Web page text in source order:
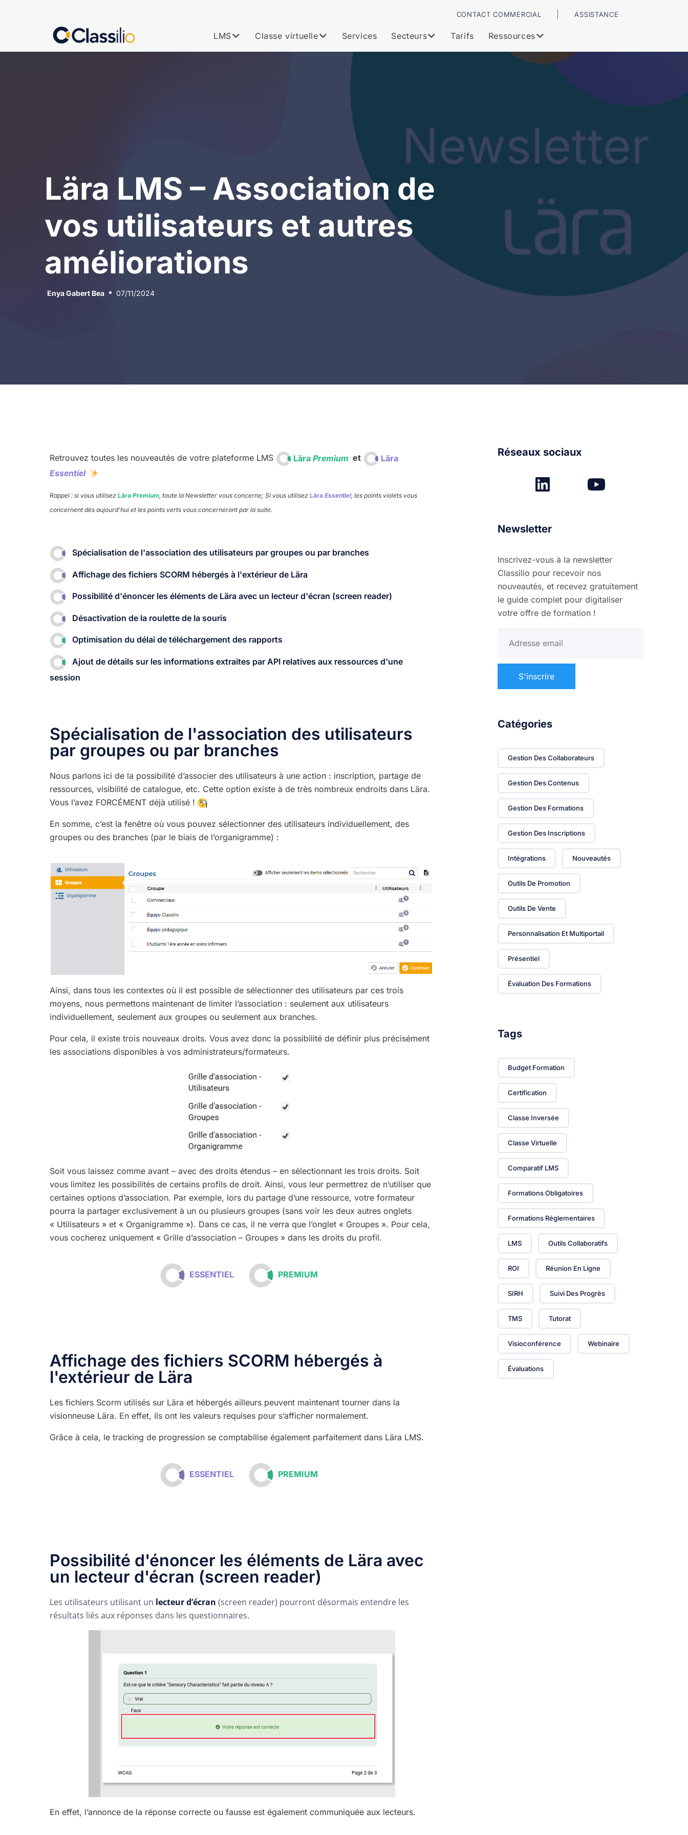
CONTACT COMMERCIAL ASSISTANCE
LMS Classe virtuelle Services Secteurs Tarifs Ressources
Lära LMS – Association de
vos utilisateurs et autres
améliorations
Enya Gabert Bea 07/11/2024
Retrouvez toutes les nouveautés de votre plateforme LMS Lära Premium et
Lära
Essentiel
Rappel : si vous utilisez Lära Premium, toute la Newsletter vous concerne; Si vous utilisez Lära Essentiel, les points violets vous
concernent dès aujourd’hui et les points verts vous concerneront par la suite.
Spécialisation de l'association des utilisateurs par groupes ou par branches
Affichage des fichiers SCORM hébergés à l'extérieur de Lära​
Possibilité d'énoncer les éléments de Lära avec un lecteur d'écran (screen reader)
Désactivation de la roulette de la souris ​
Optimisation du délai de téléchargement des rapports​
Ajout de détails sur les informations extraites par API relatives aux ressources d'une
session
Spécialisation de l'association des utilisateurs
par groupes ou par branches
Nous parlons ici de la possibilité d’associer des utilisateurs à une action : inscription, partage de
ressources, visibilité de catalogue, etc. Cette option existe à de très nombreux endroits dans Lära.
Vous l’avez FORCÉMENT déjà utilisé !
En somme, c’est la fenêtre où vous pouvez sélectionner des utilisateurs individuellement, des
groupes ou des branches (par le biais de l’organigramme) :
Ainsi, dans tous les contextes où il est possible de sélectionner des utilisateurs par ces trois
moyens, nous permettons maintenant de limiter l’association : seulement aux utilisateurs
individuellement, seulement aux groupes ou seulement aux branches.
Pour cela, il existe trois nouveaux droits. Vous avez donc la possibilité de définir plus précisément
les associations disponibles à vos administrateurs/formateurs.
Soit vous laissez comme avant – avec des droits étendus – en sélectionnant les trois droits. Soit
vous limitez les possibilités de certains profils de droit. Ainsi, vous leur permettrez de n’utiliser que
certaines options d’association. Par exemple, lors du partage d’une ressource, votre formateur
pourra la partager exclusivement à un ou plusieurs groupes (sans voir les deux autres onglets
« Utilisateurs » et « Organigramme »). Dans ce cas, il ne verra que l’onglet « Groupes ». Pour cela,
vous cocherez uniquement « Grille d’association – Groupes » dans les droits du profil.
ESSENTIEL PREMIUM
Affichage des fichiers SCORM hébergés à
l'extérieur de Lära
Les fichiers Scorm utilisés sur Lära et hébergés ailleurs peuvent maintenant tourner dans la
visionneuse Lära. En effet, ils ont les valeurs requises pour s’afficher normalement.
Grâce à cela, le tracking de progression se comptabilise également parfaitement dans Lära LMS.
ESSENTIEL PREMIUM
Possibilité d'énoncer les éléments de Lära avec
un lecteur d'écran (screen reader)
Les utilisateurs utilisant un lecteur d’écran (screen reader) pourront désormais entendre les
résultats liés aux réponses dans les questionnaires.
En effet, l’annonce de la réponse correcte ou fausse est également communiquée aux lecteurs.
Réseaux sociaux
Newsletter
Inscrivez-vous à la newsletter
Classilio pour recevoir nos
nouveautés, et recevez gratuitement
le guide complet pour digitaliser
votre offre de formation !
Catégories
Gestion Des Collaborateurs
Gestion Des Contenus
Gestion Des Formations
Gestion Des Inscriptions
Intégrations Nouveautés
Outils De Promotion
Outils De Vente
Personnalisation Et Multiportail
Présentiel
Évaluation Des Formations
Tags
Budget Formation
Certification
Classe Inversée
Classe Virtuelle
Comparatif LMS
Formations Obligatoires
Formations Réglementaires
LMS Outils Collaboratifs
ROI Réunion En Ligne
SIRH Suivi Des Progrès
TMS Tutorat
Visioconférence Webinaire
Évaluations